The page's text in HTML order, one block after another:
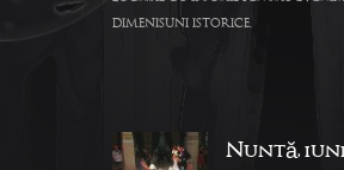
dimenisuni istorice.
Nuntă,